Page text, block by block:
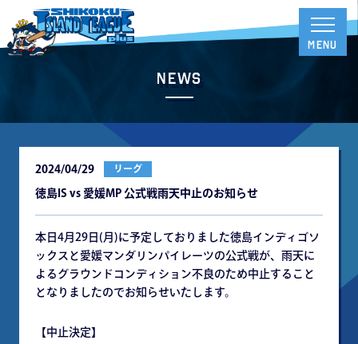
News
2024/04/29 リーグ
徳島IS vs 愛媛MP 公式戦雨天中止のお知らせ
本日4月29日(月)に予定しておりました徳島インディゴソ
ックスと愛媛マンダリンパイレーツの公式戦が、雨天に
よるグラウンドコンディション不良のため中止すること
となりましたのでお知らせいたします。
【中止決定】